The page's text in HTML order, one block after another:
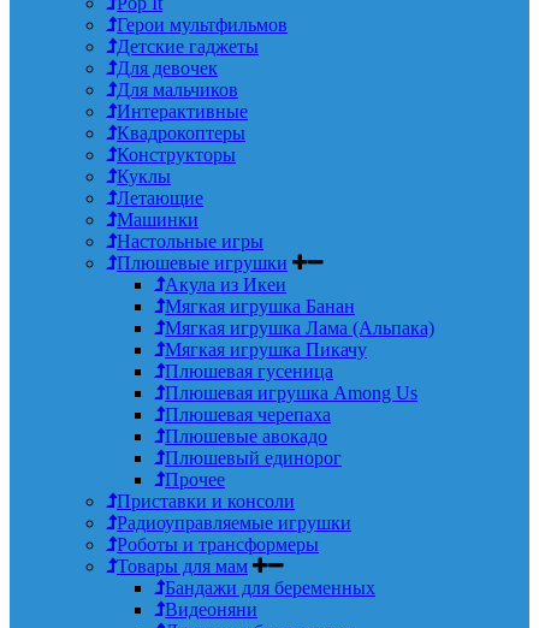
Герои мультфильмов
Детские гаджеты
Для девочек
Для мальчиков
Интерактивные
Квадрокоптеры
Конструкторы
Куклы
Летающие
Машинки
Настольные игры
Плюшевые игрушки
Акула из Икеи
Мягкая игрушка Банан
Мягкая игрушка Лама (Альпака)
Мягкая игрушка Пикачу
Плюшевая гусеница
Плюшевая игрушка Among Us
Плюшевая черепаха
Плюшевые авокадо
Плюшевый единорог
Прочее
Приставки и консоли
Радиоуправляемые игрушки
Роботы и трансформеры
Товары для мам
Бандажи для беременных
Видеоняни